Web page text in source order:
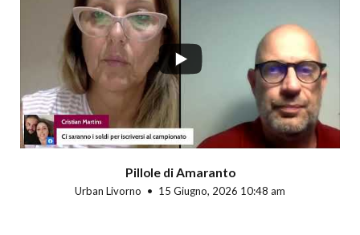
Pillole di Amaranto
Urban Livorno 15 Giugno, 2026 10:48 am